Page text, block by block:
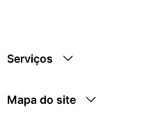
Serviços
Mapa do site